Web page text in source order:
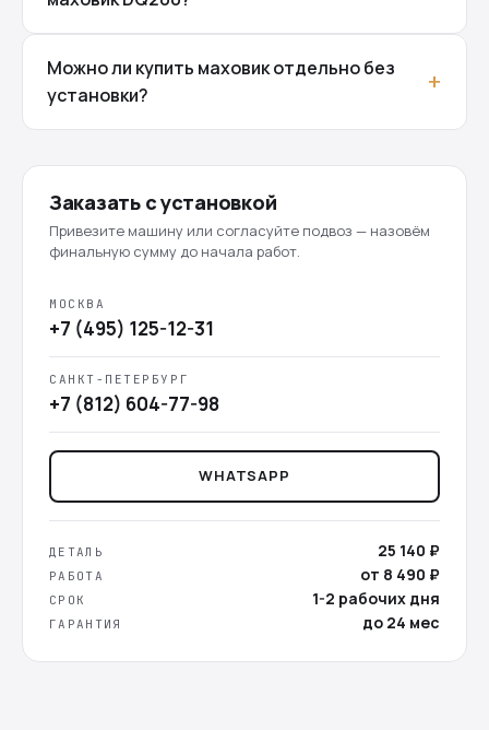
Можно ли купить маховик отдельно без
установки?
Заказать с установкой
Привезите машину или согласуйте подвоз — назовём
финальную сумму до начала работ.
МОСКВА
+7 (495) 125-12-31
САНКТ-ПЕТЕРБУРГ
+7 (812) 604-77-98
WHATSAPP
ДЕТАЛЬ 25 140 ₽
РАБОТА от 8 490 ₽
СРОК 1-2 рабочих дня
ГАРАНТИЯ до 24 мес